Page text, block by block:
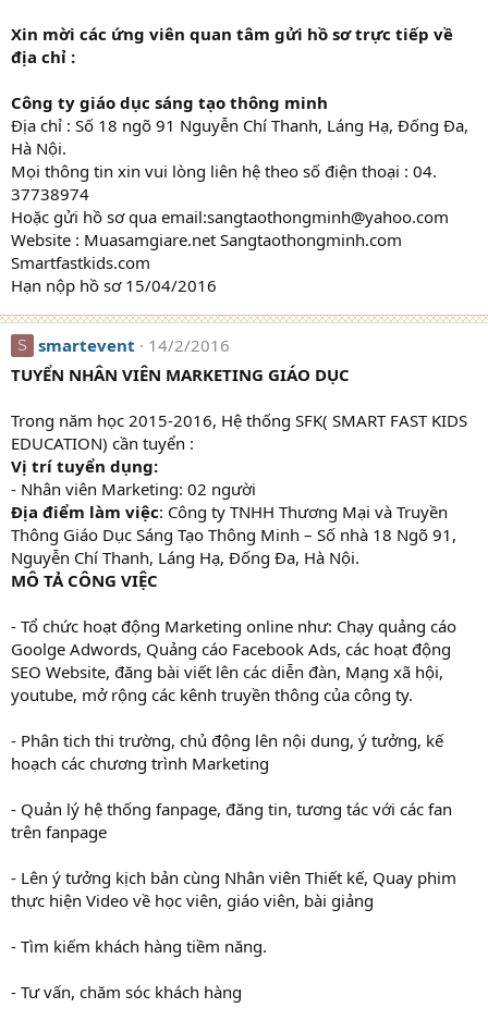
Xin mời các ứng viên quan tâm gửi hồ sơ trực tiếp về
địa chỉ :
Công ty giáo dục sáng tạo thông minh
Địa chỉ : Số 18 ngõ 91 Nguyễn Chí Thanh, Láng Hạ, Đống Đa,
Hà Nội.
Mọi thông tin xin vui lòng liên hệ theo số điện thoại : 04.
37738974
Hoặc gửi hồ sơ qua email:sangtaothongminh@yahoo.com
Website : Muasamgiare.net Sangtaothongminh.com
Smartfastkids.com
Hạn nộp hồ sơ 15/04/2016
S smartevent
14/2/2016
TUYỂN NHÂN VIÊN MARKETING GIÁO DỤC
Trong năm học 2015-2016, Hệ thống SFK( SMART FAST KIDS
EDUCATION) cần tuyển :
Vị trí tuyển dụng:
- Nhân viên Marketing: 02 người
Địa điểm làm việc: Công ty TNHH Thương Mại và Truyền
Thông Giáo Dục Sáng Tạo Thông Minh – Số nhà 18 Ngõ 91,
Nguyễn Chí Thanh, Láng Hạ, Đống Đa, Hà Nội.
MÔ TẢ CÔNG VIỆC
- Tổ chức hoạt động Marketing online như: Chạy quảng cáo
Goolge Adwords, Quảng cáo Facebook Ads, các hoạt động
SEO Website, đăng bài viết lên các diễn đàn, Mạng xã hội,
youtube, mở rộng các kênh truyền thông của công ty.
- Phân tich thi trường, chủ động lên nội dung, ý tưởng, kế
hoạch các chương trình Marketing
- Quản lý hệ thống fanpage, đăng tin, tương tác với các fan
trên fanpage
- Lên ý tưởng kịch bản cùng Nhân viên Thiết kế, Quay phim
thực hiện Video về học viên, giáo viên, bài giảng
- Tìm kiếm khách hàng tiềm năng.
- Tư vấn, chăm sóc khách hàng